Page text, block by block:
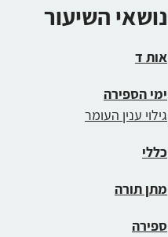
נושאי השיעור
אות ד
ימי הספירה
גילוי ענין העומר
כללי
מתן תורה
ספירה